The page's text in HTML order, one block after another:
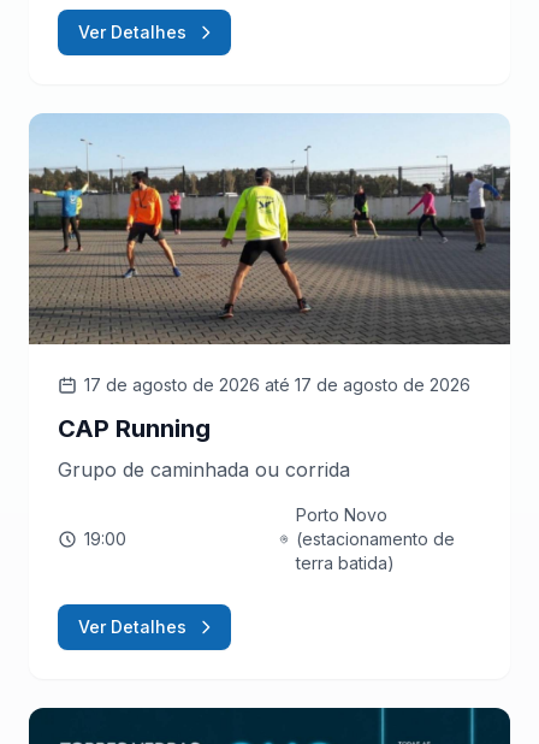
Ver Detalhes
17 de agosto de 2026 até 17 de agosto de 2026
CAP Running
Grupo de caminhada ou corrida
19:00
Porto Novo
(estacionamento de
terra batida)
Ver Detalhes